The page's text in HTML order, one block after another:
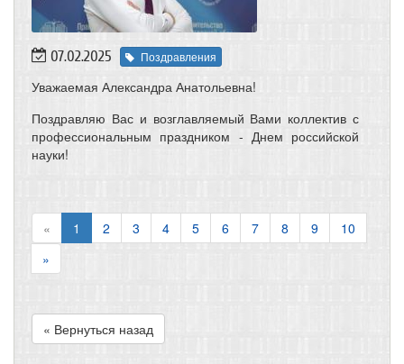
07.02.2025 Поздравления
Уважаемая Александра Анатольевна!
Поздравляю Вас и возглавляемый Вами коллектив с
профессиональным праздником - Днем российской
науки!
« 1 2 3 4 5 6 7 8 9
10
»
« Вернуться назад